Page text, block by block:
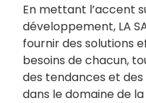
En mettant l’accent
développement, LA
fournir des solutions
besoins de chacun,
des tendances et
dans le domaine de